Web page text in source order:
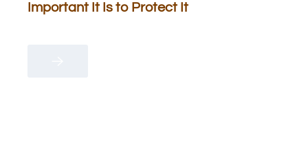
Important It Is to Protect It